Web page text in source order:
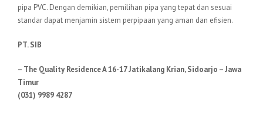
pipa PVC. Dengan demikian, pemilihan pipa yang tepat dan sesuai
standar dapat menjamin sistem perpipaan yang aman dan efisien.
PT. SIB
– The Quality Residence A 16-17 Jatikalang Krian, Sidoarjo – Jawa
Timur
(031) 9989 4287